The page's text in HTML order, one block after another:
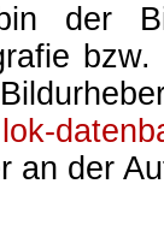
der
lok-
an der